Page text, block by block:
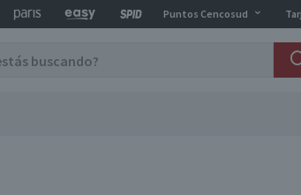
Puntos Cencosud